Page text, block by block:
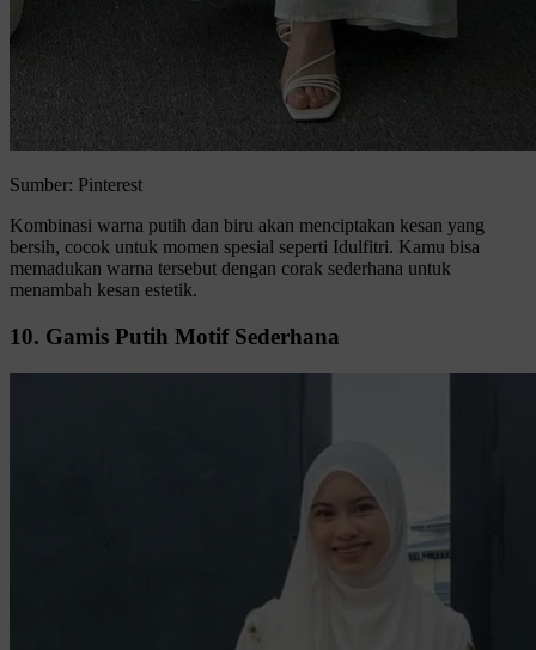
Sumber: Pinterest
Kombinasi warna putih dan biru akan menciptakan kesan yang
bersih, cocok untuk momen spesial seperti Idulfitri. Kamu bisa
memadukan warna tersebut dengan corak sederhana untuk
menambah kesan estetik.
10. Gamis Putih Motif Sederhana